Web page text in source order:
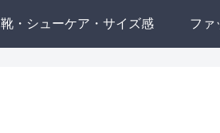
靴・シューケア・サイズ感 ファ